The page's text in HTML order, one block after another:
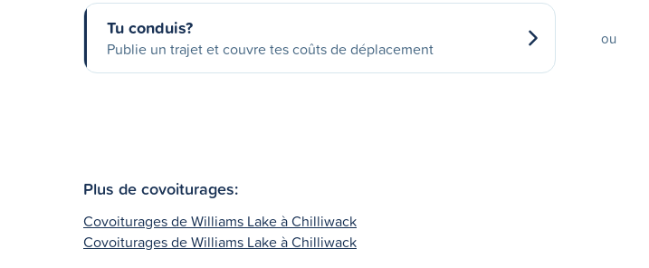
Tu conduis?
Publie un trajet et couvre tes coûts de déplacement
ou
Plus de covoiturages:
Covoiturages de Williams Lake à Chilliwack
Covoiturages de Williams Lake à Chilliwack